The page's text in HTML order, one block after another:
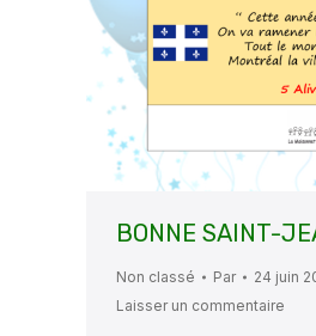
BONNE SAINT-
Non classé Par
24 juin
Laisser un commentaire